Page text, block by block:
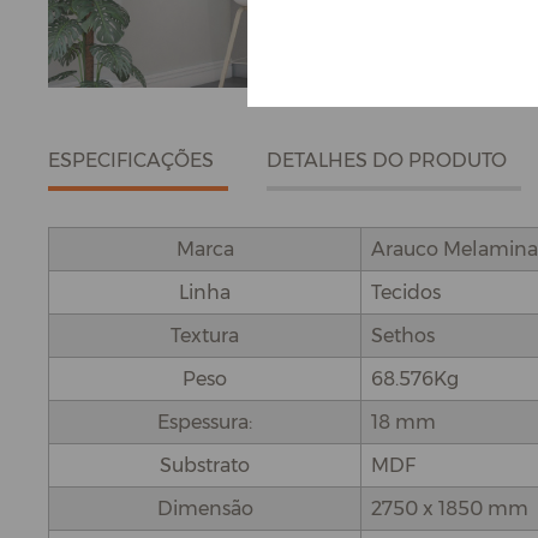
ESPECIFICAÇÕES DETALHES DO PRODUTO
Marca
Arauco Melamina
Linha
Tecidos
Textura
Sethos
Peso
68.576Kg
Espessura:
18 mm
Substrato
MDF
Dimensão
2750 x 1850 mm